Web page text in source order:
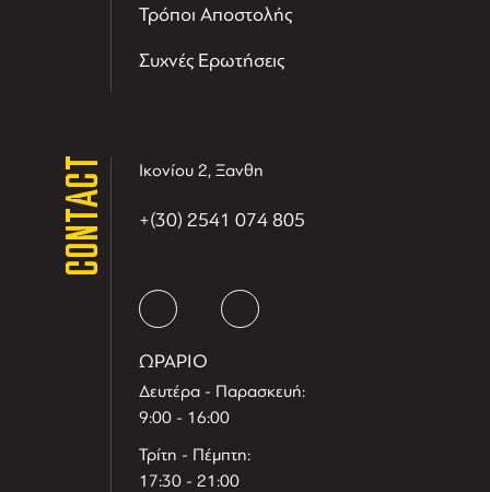
Τρόποι Αποστολής
Συχνές Ερωτήσεις
CONTACT Ικονίου 2, Ξανθη
+(30) 2541 074 805
ΩΡΑΡΙΟ
Δευτέρα - Παρασκευή:
9:00 - 16:00
Τρίτη - Πέμπτη:
17:30 - 21:00